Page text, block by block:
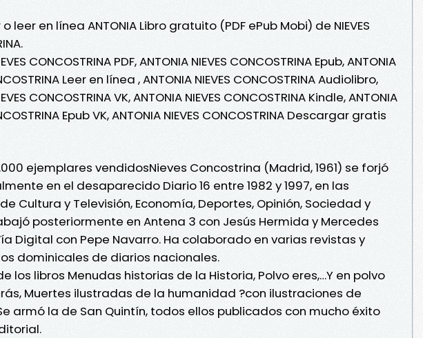
leer en línea ANTONIA Libro gratuito (PDF ePub Mobi) de NIEVES
CONCOSTRINA PDF, ANTONIA NIEVES CONCOSTRINA Epub, ANTONIA
Leer en línea , ANTONIA NIEVES CONCOSTRINA Audiolibro,
CONCOSTRINA VK, ANTONIA NIEVES CONCOSTRINA Kindle, ANTONIA
Epub VK, ANTONIA NIEVES CONCOSTRINA Descargar gratis
ejemplares vendidosNieves Concostrina (Madrid, 1961) se forjó
en el desaparecido Diario 16 entre 1982 y 1997, en las
Cultura y Televisión, Economía, Deportes, Opinión, Sociedad y
posteriormente en Antena 3 con Jesús Hermida y Mercedes
Digital con Pepe Navarro. Ha colaborado en varias revistas y
dominicales de diarios nacionales.
los libros Menudas historias de la Historia, Polvo eres,…Y en polvo
Muertes ilustradas de la humanidad ?con ilustraciones de
armó la de San Quintín, todos ellos publicados con mucho éxito